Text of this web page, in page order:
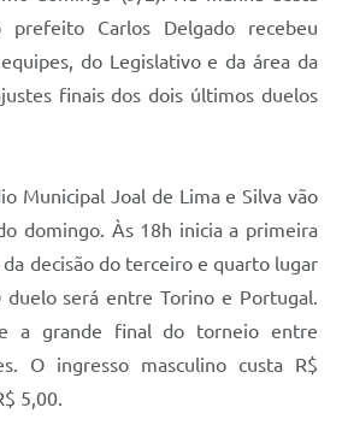
prefeito Carlos Delgado recebeu
do Legislativo e da área da
finais dos dois últimos duelos
Municipal Joal de Lima e Silva vão
domingo. Às 18h inicia a primeira
decisão do terceiro e quarto lugar
duelo será entre Torino e Portugal.
a grande final do torneio entre
O ingresso masculino custa R$
5,00.